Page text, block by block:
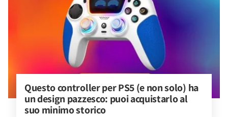
Questo controller per PS5 (e non solo) ha
un design pazzesco: puoi acquistarlo al
suo minimo storico